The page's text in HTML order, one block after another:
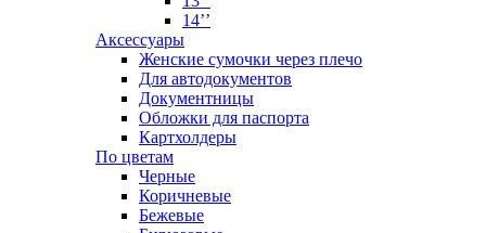
14’’
Аксессуары
Женские сумочки через плечо
Для автодокументов
Документницы
Обложки для паспорта
Картхолдеры
По цветам
Черные
Коричневые
Бежевые